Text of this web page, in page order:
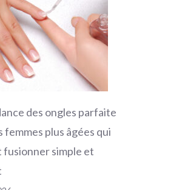
des ongles parfaite
femmes plus âgées qui
fusionner simple et